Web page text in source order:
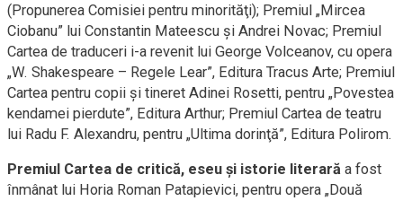
(Propunerea Comisiei pentru minorităţi); Premiul „Mircea
Ciobanu” lui Constantin Mateescu şi Andrei Novac; Premiul
Cartea de traduceri i-a revenit lui George Volceanov, cu opera
„W. Shakespeare – Regele Lear”, Editura Tracus Arte; Premiul
Cartea pentru copii şi tineret Adinei Rosetti, pentru „Povestea
kendamei pierdute”, Editura Arthur; Premiul Cartea de teatru
lui Radu F. Alexandru, pentru „Ultima dorinţă”, Editura Polirom.
Premiul Cartea de critică, eseu şi istorie literară a fost
înmânat lui Horia Roman Patapievici, pentru opera „Două